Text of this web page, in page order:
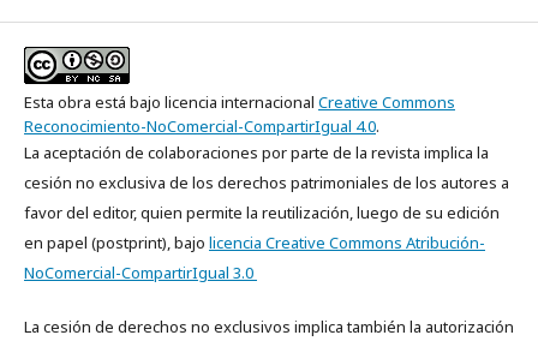
Esta obra está bajo licencia internacional Creative Commons
Reconocimiento-NoComercial-CompartirIgual 4.0.
La aceptación de colaboraciones por parte de la revista implica la
cesión no exclusiva de los derechos patrimoniales de los autores a
favor del editor, quien permite la reutilización, luego de su edición
en papel (postprint), bajo licencia Creative Commons Atribución-
NoComercial-CompartirIgual 3.0
La cesión de derechos no exclusivos implica también la autorización